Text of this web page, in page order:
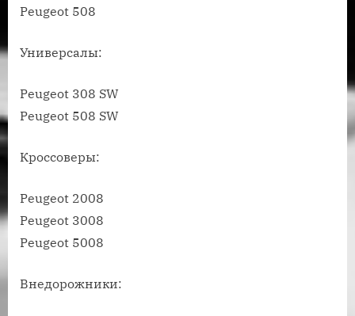
Peugeot 508
Универсалы:
Peugeot 308 SW
Peugeot 508 SW
Кроссоверы:
Peugeot 2008
Peugeot 3008
Peugeot 5008
Внедорожники: